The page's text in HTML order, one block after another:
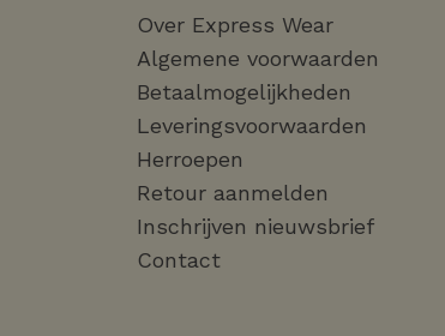
Over Express Wear
Algemene voorwaarden
Betaalmogelijkheden
Leveringsvoorwaarden
Herroepen
Retour aanmelden
Inschrijven nieuwsbrief
Contact